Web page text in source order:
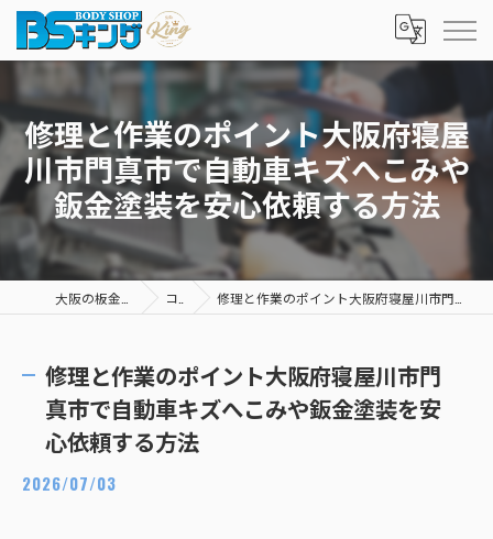
修理と作業のポイント大阪府寝屋
川市門真市で自動車キズへこみや
鈑金塗装を安心依頼する方法
コラム 修理と作業のポイント大阪府寝屋川市門真市で自動車キズへこみや鈑金塗装を安心依頼する方法
修理と作業のポイント大阪府寝屋川市門
真市で自動車キズへこみや鈑金塗装を安
心依頼する方法
2026/07/03